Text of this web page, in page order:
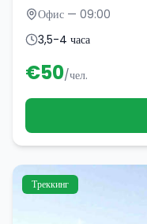
Офис — 09:00
3,5-4 часа
€50/чел.
Треккинг